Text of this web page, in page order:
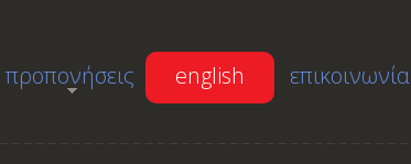
προπονήσεις english επικοινωνία